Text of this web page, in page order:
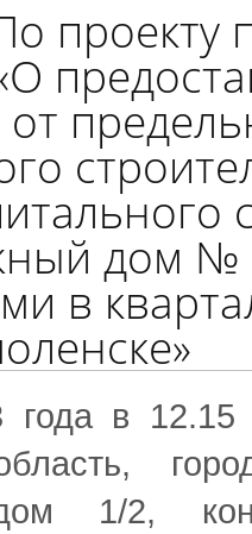
проекту
от
дом №
в
года в 12.15
1/2,